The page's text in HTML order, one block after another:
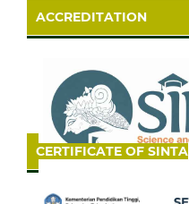
ACCREDITATION
CERTIFICATE OF SINTA